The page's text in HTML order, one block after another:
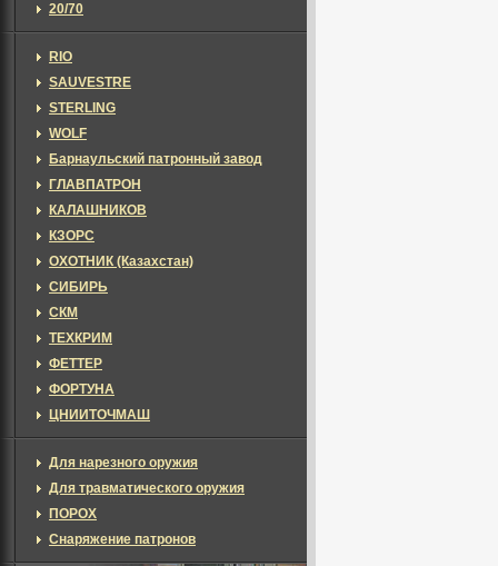
20/70
RIO
SAUVESTRE
STERLING
WOLF
Барнаульский патронный завод
ГЛАВПАТРОН
КАЛАШНИКОВ
КЗОРС
ОХОТНИК (Казахстан)
СИБИРЬ
СКМ
ТЕХКРИМ
ФЕТТЕР
ФОРТУНА
ЦНИИТОЧМАШ
Для нарезного оружия
Для травматического оружия
ПОРОХ
Снаряжение патронов